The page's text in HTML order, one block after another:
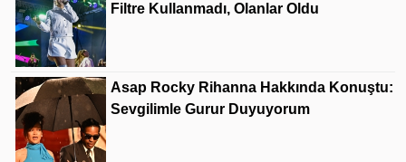
Filtre Kullanmadı, Olanlar Oldu
Asap Rocky Rihanna Hakkında Konuştu:
Sevgilimle Gurur Duyuyorum